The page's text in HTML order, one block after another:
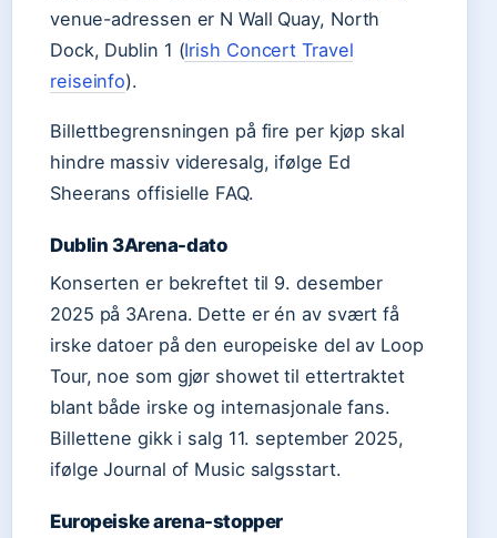
venue-adressen er N Wall Quay, North
Dock, Dublin 1 (Irish Concert Travel
reiseinfo).
Billettbegrensningen på fire per kjøp skal
hindre massiv videresalg, ifølge Ed
Sheerans offisielle FAQ.
Dublin 3Arena-dato
Konserten er bekreftet til 9. desember
2025 på 3Arena. Dette er én av svært få
irske datoer på den europeiske del av Loop
Tour, noe som gjør showet til ettertraktet
blant både irske og internasjonale fans.
Billettene gikk i salg 11. september 2025,
ifølge Journal of Music salgsstart.
Europeiske arena-stopper